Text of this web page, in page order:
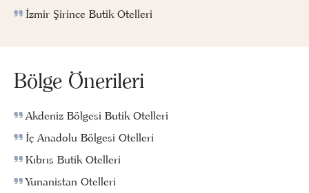
İzmir Şirince Butik Otelleri
Bölge Önerileri
Akdeniz Bölgesi Butik Otelleri
İç Anadolu Bölgesi Otelleri
Kıbrıs Butik Otelleri
Yunanistan Otelleri